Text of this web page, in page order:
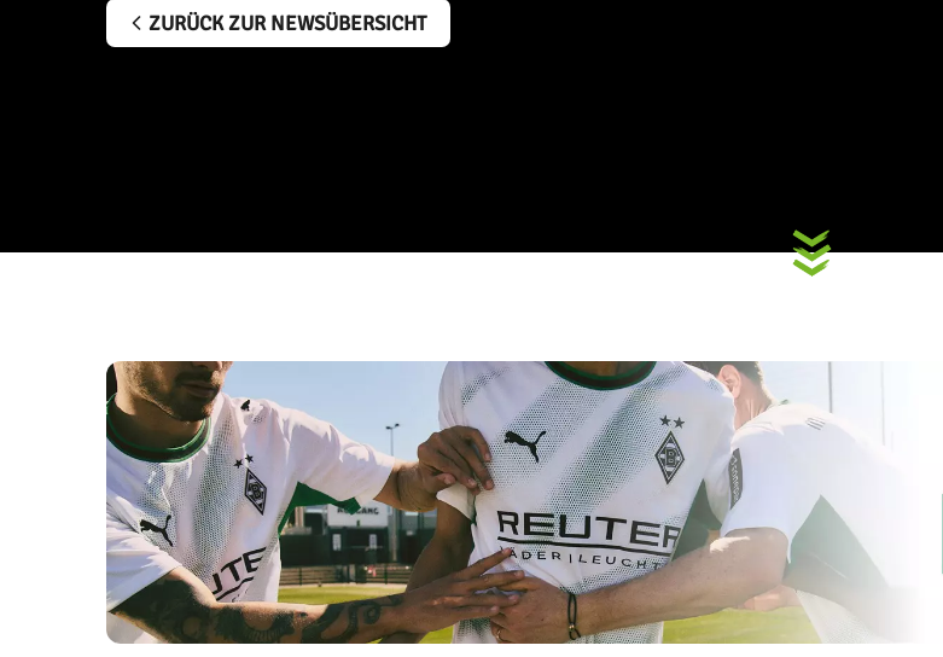
ZURÜCK ZUR NEWSÜBERSICHT